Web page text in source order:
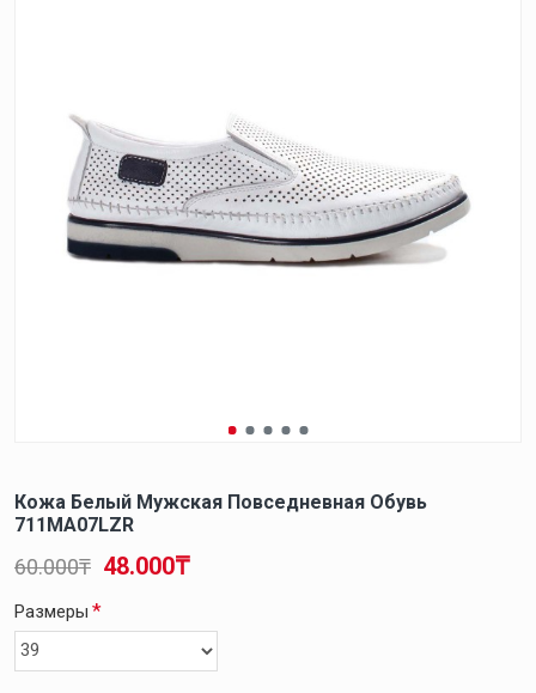
Кожа Белый Мужская Повседневная Обувь
711MA07LZR
48.000₸
60.000₸
Размеры